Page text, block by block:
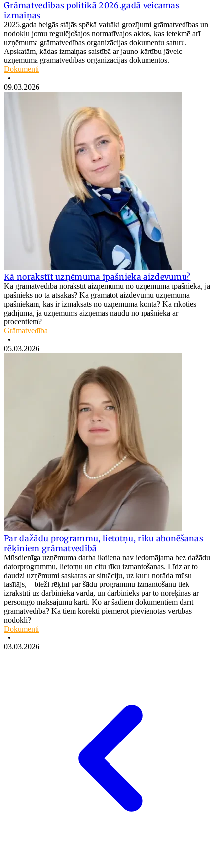
Grāmatvedības politikā 2026.gadā veicamas
izmaiņas
2025.gada beigās stājās spēkā vairāki grozījumi grāmatvedības un
nodokļu jomu regulējošajos normatīvajos aktos, kas ietekmē arī
uzņēmuma grāmatvedības organizācijas dokumentu saturu.
Apskatām, kādas izmaiņas saistībā ar jauno kārtību jāveic
uzņēmuma grāmatvedības organizācijas dokumentos.
Dokumenti
•
09.03.2026
Kā norakstīt uzņēmuma īpašnieka aizdevumu?
Kā grāmatvedībā norakstīt aizņēmumu no uzņēmuma īpašnieka, ja
īpašnieks no tā atsakās? Kā grāmatot aizdevumu uzņēmuma
īpašniekam, kas ir izmaksāts no uzņēmuma konta? Kā rīkoties
gadījumā, ja uzņēmums aizņemas naudu no īpašnieka ar
procentiem?
Grāmatvedība
•
05.03.2026
Par dažādu programmu, lietotņu, rīku abonēšanas
rēķiniem grāmatvedībā
Mūsdienīga uzņēmuma darba ikdiena nav iedomājama bez dažādu
datorprogrammu, lietotņu un citu rīku izmantošanas. Līdz ar to
daudzi uzņēmumi saskaras ar situāciju, uz kuru norāda mūsu
lasītājs, – bieži rēķini par šādu programmu izmantošanu tiek
izrakstīti uz darbinieka vārda, un darbinieks par to norēķinās ar
personīgo maksājumu karti. Ko ar šādiem dokumentiem darīt
grāmatvedībā? Kā tiem korekti piemērot pievienotās vērtības
nodokli?
Dokumenti
•
03.03.2026